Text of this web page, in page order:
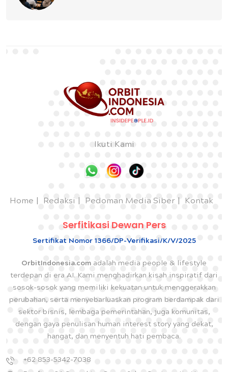
Ikuti Kami
Home Redaksi Pedoman Media Siber Kontak
Serfitikasi Dewan Pers
Sertifikat Nomor 1366/DP-Verifikasi/K/V/2025
OrbitIndonesia.com adalah media people & lifestyle
terdepan di era AI. Kami menghadirkan kisah inspiratif dari
sosok-sosok yang memiliki kekuatan untuk menggerakkan
perubahan, serta menyebarluaskan program berdampak dari
sektor bisnis, lembaga pemerintahan, juga komunitas,
dengan gaya penulisan human interest story yang dekat,
hangat, dan menyentuh hati pembaca.
+62 853-5342-7038